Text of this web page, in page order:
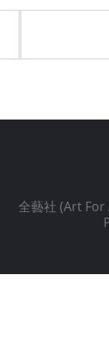
全藝社 (Art For